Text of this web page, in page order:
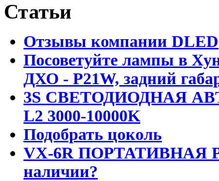
Статьи
Отзывы компании DLED
Посоветуйте лампы в
ДХО - P21W, задний
3S СВЕТОДИОДНАЯ
L2 3000-10000K
Подобрать цоколь
VX-6R ПОРТАТИВНАЯ
наличии?